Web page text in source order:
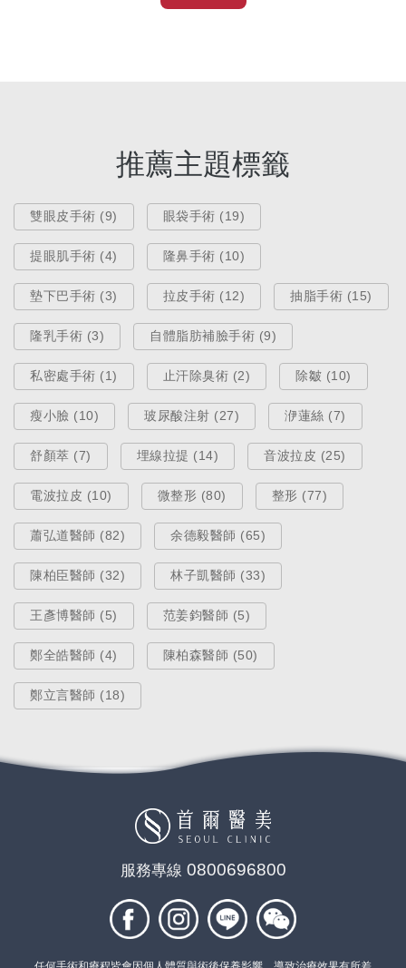
自體脂肪補臉（豐頰）為什麼沒
熱門療程
臉頰凹陷比臉大更可怕，自體脂肪
補臉（豐頰）手術，打造貴氣桃心
臉！
Nov 07, 2019
微整打造「開運面相5大招」！財運
桃花一次補滿！
推薦主題標籤
雙眼皮手術 (9) 眼袋手術 (19)
提眼肌手術 (4) 隆鼻手術 (10)
墊下巴手術 (3) 拉皮手術 (12) 抽脂手術 (15)
隆乳手術 (3) 自體脂肪補臉手術 (9)
私密處手術 (1) 止汗除臭術 (2) 除皺 (10)
瘦小臉 (10) 玻尿酸注射 (27) 洢蓮絲 (7)
舒顏萃 (7) 埋線拉提 (14) 音波拉皮 (25)
電波拉皮 (10) 微整形 (80) 整形 (77)
蕭弘道醫師 (82) 余德毅醫師 (65)
陳柏臣醫師 (32) 林子凱醫師 (33)
王彥博醫師 (5) 范姜鈞醫師 (5)
鄭全皓醫師 (4) 陳柏森醫師 (50)
鄭立言醫師 (18)
服務專線 0800696800